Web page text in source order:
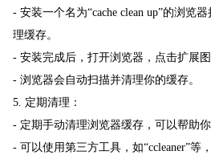
- 安装一个名为“cache clean up”的浏览
理缓存。
- 安装完成后，打开浏览器，点击扩展图
- 浏览器会自动扫描并清理你的缓存。
5. 定期清理：
- 定期手动清理浏览器缓存，可以帮助
- 可以使用第三方工具，如“ccleaner”等